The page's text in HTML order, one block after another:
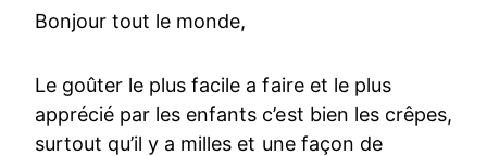
Bonjour tout le monde,
Le goûter le plus facile a faire et le plus
apprécié par les enfants c’est bien les crêpes,
surtout qu’il y a milles et une façon de